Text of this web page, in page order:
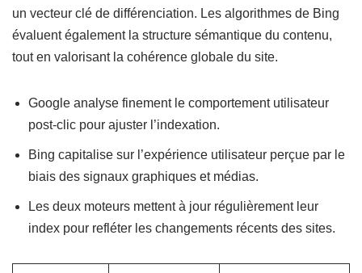
un vecteur clé de différenciation. Les algorithmes de Bing
évaluent également la structure sémantique du contenu,
tout en valorisant la cohérence globale du site.
Google analyse finement le comportement utilisateur
post-clic pour ajuster l’indexation.
Bing capitalise sur l’expérience utilisateur perçue par le
biais des signaux graphiques et médias.
Les deux moteurs mettent à jour régulièrement leur
index pour refléter les changements récents des sites.